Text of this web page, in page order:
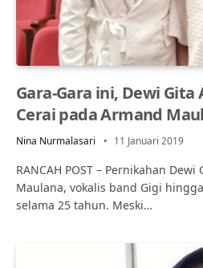
Gara-Gara ini, Dewi Gita
Cerai pada Armand
Nina Nurmalasari 11 Januari 2019
RANCAH POST – Pernikahan
Maulana, vokalis band Gigi
selama 25 tahun. Meski…